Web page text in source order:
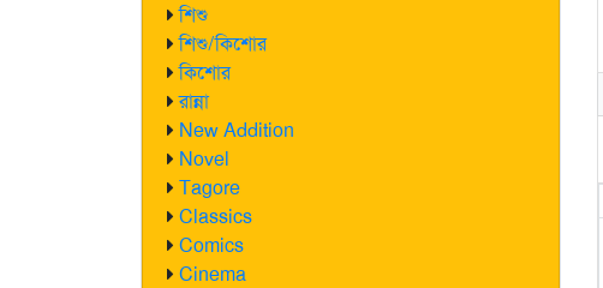
শিশু
শিশু/কিশোর
কিশোর
রান্না
New Addition
Novel
Tagore
Classics
Comics
Cinema